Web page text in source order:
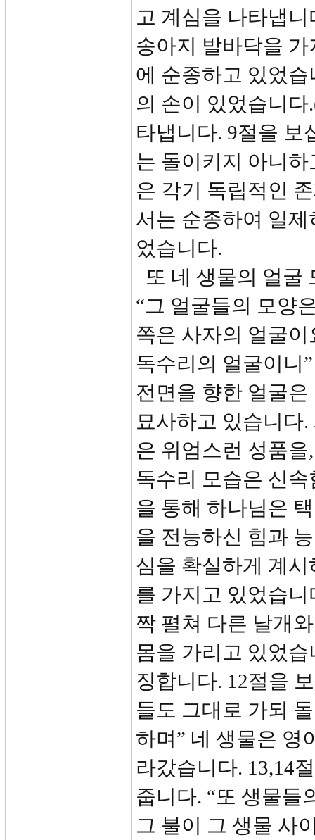
고 계심을 나타냅
송아지 발바닥을
에 순종하고 있었
의 손이 있었습니
타냅니다. 9절을 보
는 돌이키지 아니
은 각기 독립적인
서는 순종하여 일
었습니다.
또 네 생물의 얼굴
“그 얼굴들의 모양
쪽은 사자의 얼굴
독수리의 얼굴이니
전면을 향한 얼굴
묘사하고 있습니다
은 위엄스런 성품
독수리 모습은 신
을 통해 하나님은
을 전능하신 힘과
심을 확실하게 계
를 가지고 있었습
짝 펼쳐 다른 날개
몸을 가리고 있었
징합니다. 12절을
들도 그대로 가되
하며” 네 생물은 영
라갔습니다. 13,14
줍니다. “또 생물들
그 불이 그 생물 사